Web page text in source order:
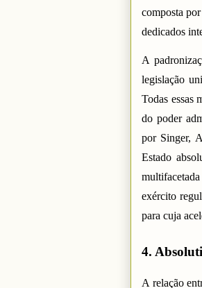
composta
dedicados
A
legislação
Todas essas
do poder
por Singer,
Estado
exército
para cuja
4.
A relação